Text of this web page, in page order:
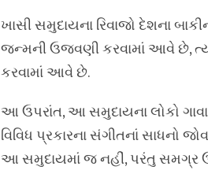
ખાસી સમુદાયના રિવાજો દેશના
જન્મની ઉજવણી કરવામાં આવે છે,
કરવામાં આવે છે.
આ ઉપરાંત, આ સમુદાયના લોકો
વિવિધ પ્રકારના સંગીતનાં સાધનો
આ સમુદાયમાં જ નહીં, પરંતુ સમગ્ર